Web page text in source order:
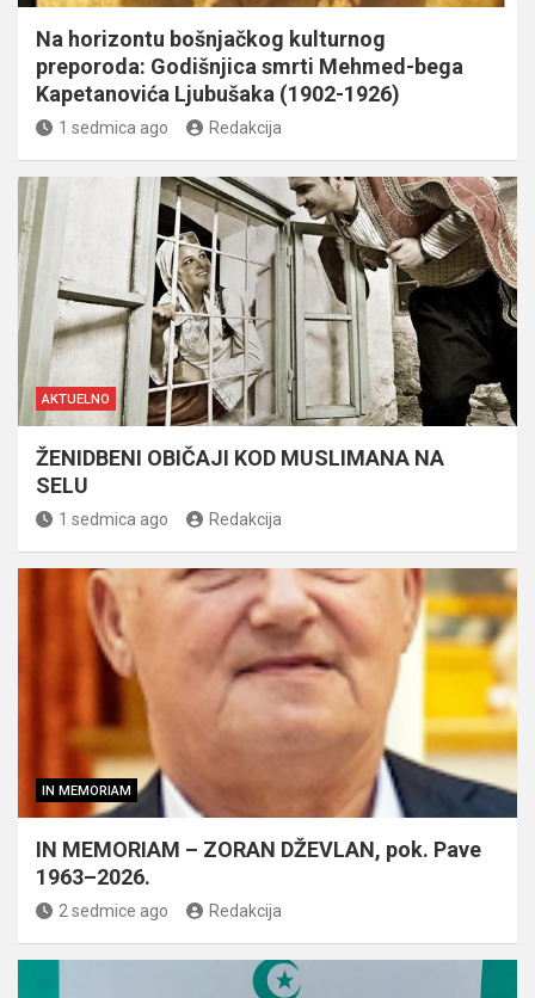
Na horizontu bošnjačkog kulturnog
preporoda: Godišnjica smrti Mehmed-bega
Kapetanovića Ljubušaka (1902-1926)
1 sedmica ago Redakcija
AKTUELNO
ŽENIDBENI OBIČAJI KOD MUSLIMANA NA
SELU
1 sedmica ago Redakcija
IN MEMORIAM
IN MEMORIAM – ZORAN DŽEVLAN, pok. Pave
1963–2026.
2 sedmice ago Redakcija